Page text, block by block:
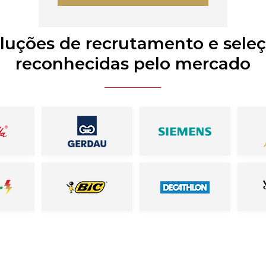
de recrutamento e
reconhecidas pelo mercado